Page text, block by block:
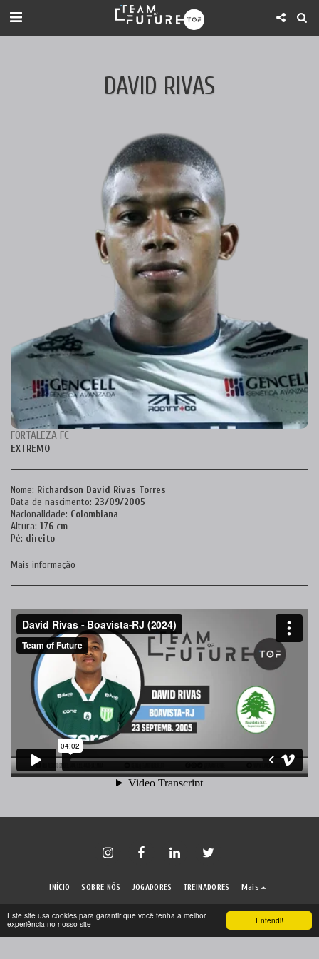
Entendi!
Este site usa cookies para garantir que você tenha a melhor
experiência no nosso site
DAVID RIVAS
FORTALEZA FC
EXTREMO
Nome: Richardson David Rivas Torres
Data de nascimento: 23/09/2005
Nacionalidade: Colombiana
Altura: 176 cm
Pé: direito
Mais informação
INÍCIO SOBRE NÓS JOGADORES TREINADORES Mais